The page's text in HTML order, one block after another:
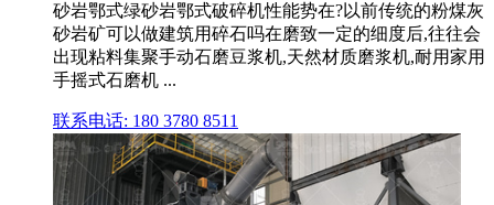
砂岩鄂式绿砂岩鄂式破碎机性能势在?以前传统的粉煤灰
砂岩矿可以做建筑用碎石吗在磨致一定的细度后,往往会
出现粘料集聚手动石磨豆浆机,天然材质磨浆机,耐用家用
手摇式石磨机 ...
联系电话: 180 3780 8511